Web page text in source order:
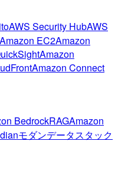
AWS Security HubAWS
Amazon EC2Amazon
Amazon
Amazon Connect
BedrockRAGAmazon
モダンデータスタック